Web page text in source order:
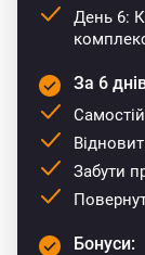
День 6:
За 6
Забути
Бонуси: